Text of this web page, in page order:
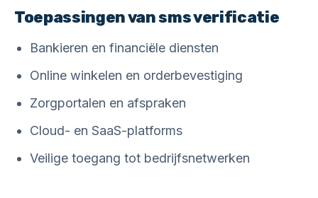
Toepassingen van sms verificatie
Bankieren en financiële diensten
Online winkelen en orderbevestiging
Zorgportalen en afspraken
Cloud- en SaaS-platforms
Veilige toegang tot bedrijfsnetwerken